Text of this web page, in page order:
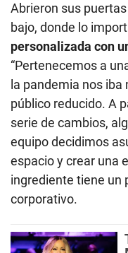
Abrieron sus
bajo, donde lo
personalizada con
“Pertenecemos a
la pandemia nos
público reducido. A
serie de cambios,
equipo decidimos
espacio y crear una
ingrediente tiene un
corporativo.